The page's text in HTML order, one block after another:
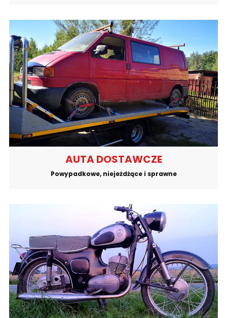
AUTA DOSTAWCZE
Powypadkowe, niejeżdżące i sprawne